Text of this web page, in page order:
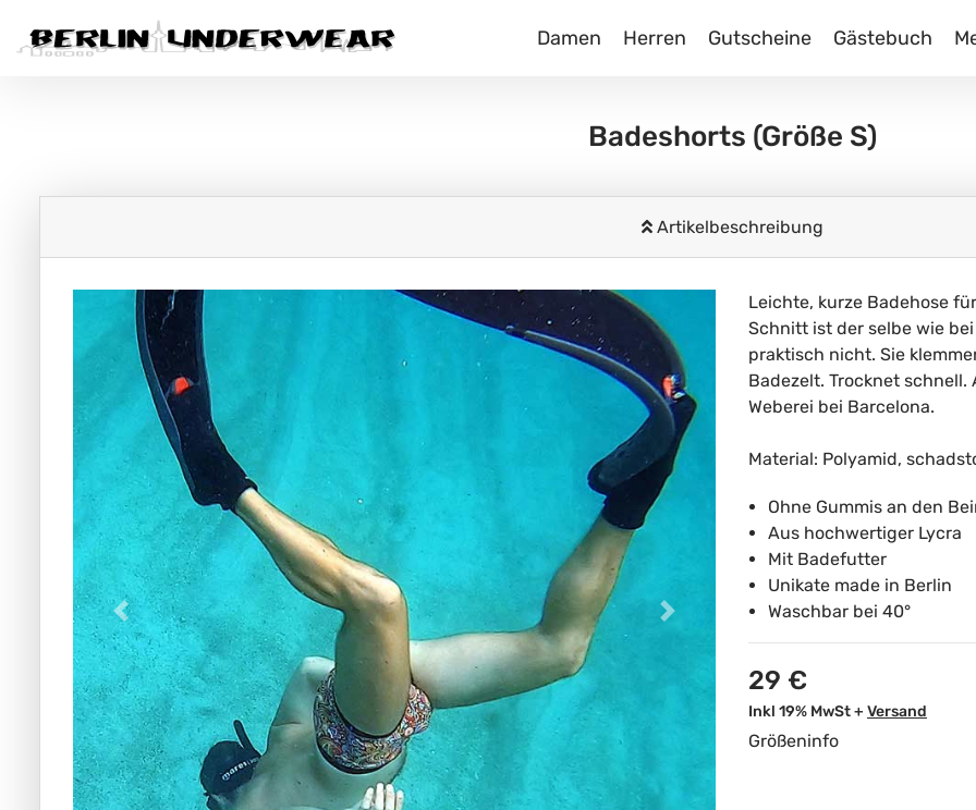
Damen Herren Gutscheine Gästebuch
Badeshorts (Größe S)
Artikelbeschreibung
Leichte, kurze Badehose
Schnitt ist der selbe wie
praktisch nicht. Sie
Badezelt. Trocknet
Weberei bei Barcelona.
Material: Polyamid,
Ohne Gummis an den
Aus hochwertiger Lycra
Mit Badefutter
Unikate made in Berlin
Waschbar bei 40°
29 €
Inkl 19% MwSt + Versand
Größeninfo